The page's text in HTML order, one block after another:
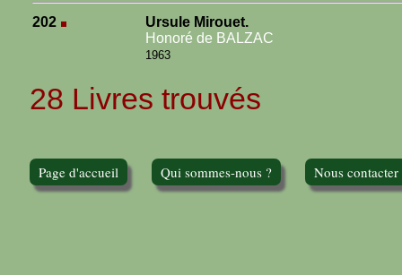
202
Ursule Mirouet.
Honoré de BALZAC
1963
28 Livres trouvés
Page d'accueil Qui sommes-nous ? Nous contacter